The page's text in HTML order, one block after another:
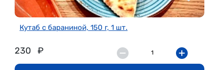
Кутаб с бараниной, 150 г, 1 шт.
230 ₽